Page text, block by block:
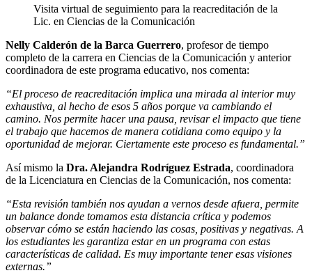
Visita virtual de seguimiento para la reacreditación de la
Lic. en Ciencias de la Comunicación
Nelly Calderón de la Barca Guerrero, profesor de tiempo
completo de la carrera en Ciencias de la Comunicación y anterior
coordinadora de este programa educativo, nos comenta:
“El proceso de reacreditación implica una mirada al interior muy
exhaustiva, al hecho de esos 5 años porque va cambiando el
camino. Nos permite hacer una pausa, revisar el impacto que tiene
el trabajo que hacemos de manera cotidiana como equipo y la
oportunidad de mejorar. Ciertamente este proceso es fundamental.”
Así mismo la Dra. Alejandra Rodríguez Estrada, coordinadora
de la Licenciatura en Ciencias de la Comunicación, nos comenta:
“Esta revisión también nos ayudan a vernos desde afuera, permite
un balance donde tomamos esta distancia crítica y podemos
observar cómo se están haciendo las cosas, positivas y negativas. A
los estudiantes les garantiza estar en un programa con estas
características de calidad. Es muy importante tener esas visiones
externas.”